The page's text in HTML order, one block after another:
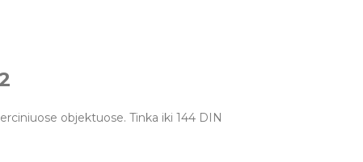
objektuose. Tinka iki 144 DIN